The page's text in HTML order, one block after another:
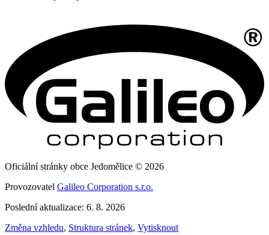
Oficiální stránky obce Jedomělice © 2026
Provozovatel Galileo Corporation s.r.o.
Poslední aktualizace: 6. 8. 2026
Změna vzhledu, Struktura stránek, Vytisknout